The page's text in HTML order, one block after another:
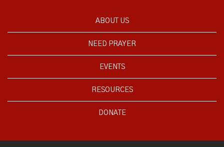
ABOUT US
NEED PRAYER
EVENTS
RESOURCES
DONATE